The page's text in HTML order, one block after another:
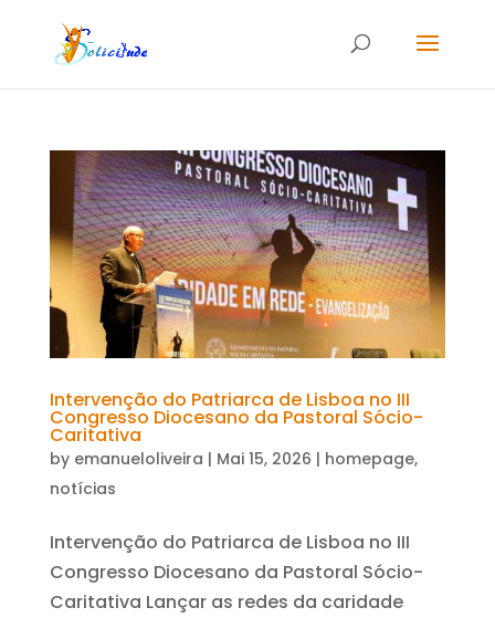
Intervenção do Patriarca de Lisboa no III
Congresso Diocesano da Pastoral Sócio-
Caritativa
by emanueloliveira | Mai 15, 2026 | homepage,
notícias
Intervenção do Patriarca de Lisboa no III
Congresso Diocesano da Pastoral Sócio-
Caritativa Lançar as redes da caridade